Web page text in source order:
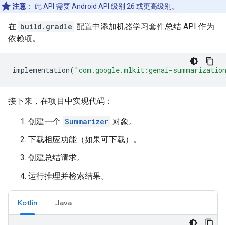
注意 ： 此 API 需要 Android API 级别 26 或更高级别。
在 build.gradle 配置中添加机器学习套件总结 API 作为
依赖项。
implementation( "com.google.mlkit:genai-
接下来，在项目中实现代码：
创建一个 Summarizer 对象。
下载相应功能（如果可下载）。
创建总结请求。
运行推理并检索结果。
Kotlin Java